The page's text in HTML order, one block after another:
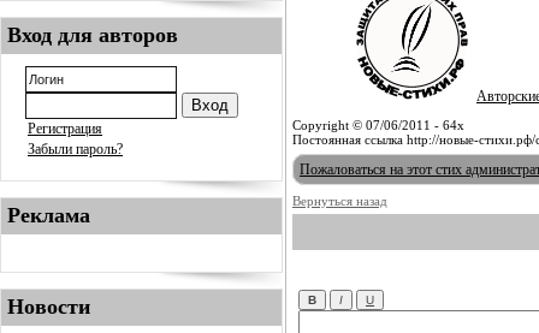
Вход для авторов
Регистрация
Забыли пароль?
Реклама
Новости
Copyright © 07/06/2011 - 64x
Постоянная ссылка http://новые-стихи.рф/
Пожаловаться на этот стих
Вернуться назад